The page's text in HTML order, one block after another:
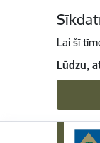
Lai šī
Lūdzu,